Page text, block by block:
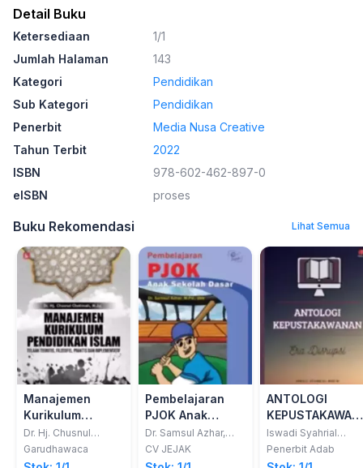
Detail Buku
Ketersediaan
1/1
Jumlah Halaman
143
Kategori
Pendidikan
Sub Kategori
Pendidikan
Penerbit
Media Nusa Creative
Tahun Terbit
2022
ISBN
978-602-462-897-0
eISBN
proses
Buku Rekomendasi Lihat Semua
Manajemen
Kurikulum
Pendidikan Islam
Dr. Hj. Chusnul
Chotimah, M.Ag.
Garudhawaca
Pembelajaran
PJOK Anak
Sekolah Dasar
Dr. Samsul Azhar,
M.Pd.; dkk
CV JEJAK
ANTOLOGI
ERA DISRUPSI
Iswadi Syahrial
Nupin, S.Sos., M.M.;
Penerbit Adab